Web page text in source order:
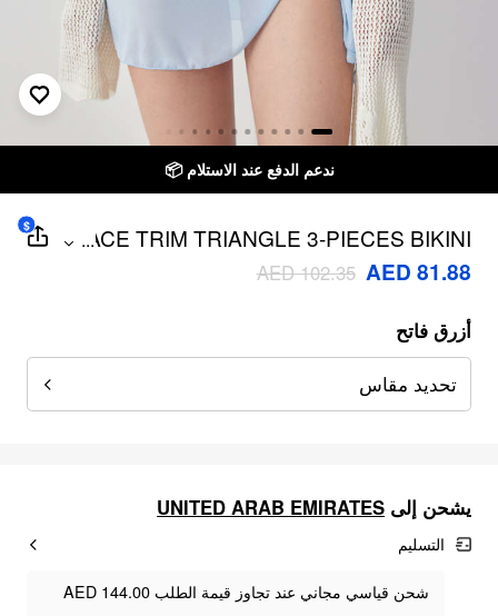
ندعم الدفع عند الاستلام 📦
LACE TRIM TRIANGLE 3-PIECES BIKINI
SET WITH SHEER SARONG
...
AED 81.88
AED 102.35
$
أزرق فاتح
تحديد مقاس
يشحن إلى UNITED ARAB EMIRATES
التسليم
شحن قياسي مجاني عند تجاوز قيمة الطلب AED 144.00